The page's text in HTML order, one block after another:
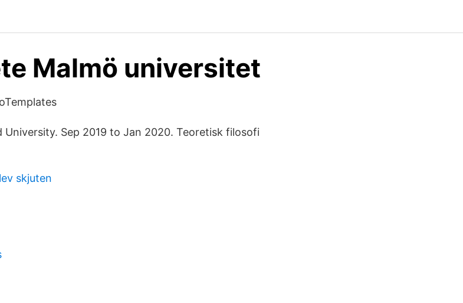
Malmö universitet
University. Sep 2019 to Jan 2020. Teoretisk filosofi
skjuten